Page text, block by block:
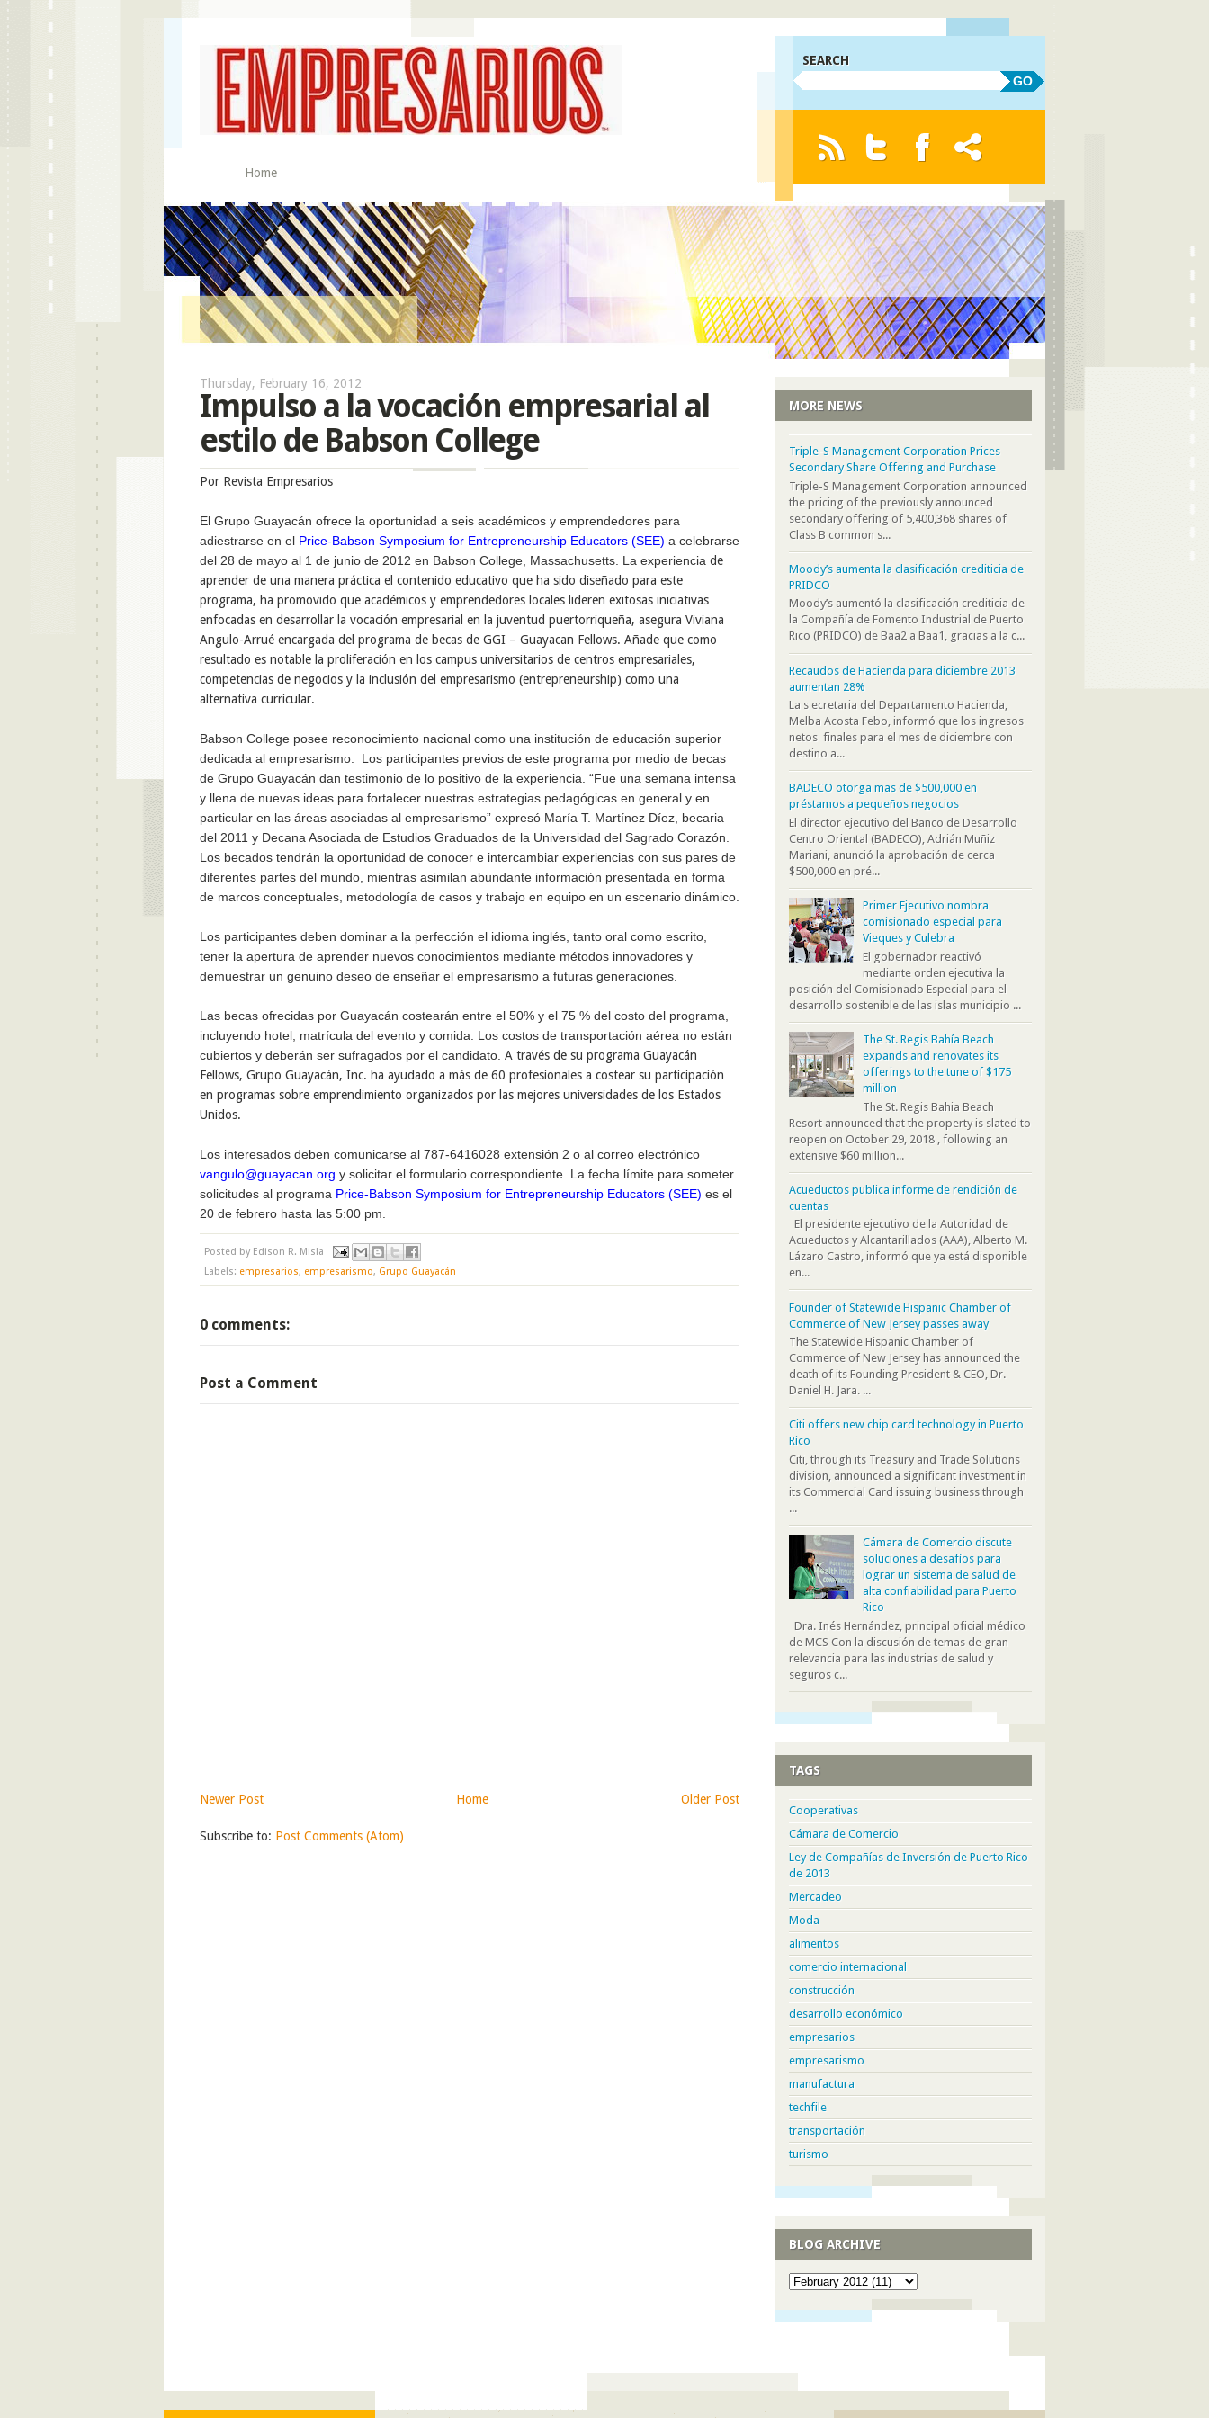
Home
SEARCH
GO
Thursday, February 16, 2012
Impulso a la vocación empresarial al
estilo de Babson College
Por Revista Empresarios
El Grupo Guayacán ofrece la oportunidad a seis académicos y emprendedores para
adiestrarse en el Price-Babson Symposium for Entrepreneurship Educators (SEE) a celebrarse
del 28 de mayo al 1 de junio de 2012 en Babson College, Massachusetts. La experiencia de
aprender de una manera práctica el contenido educativo que ha sido diseñado para este
programa, ha promovido que académicos y emprendedores locales lideren exitosas iniciativas
enfocadas en desarrollar la vocación empresarial en la juventud puertorriqueña, asegura Viviana
Angulo-Arrué encargada del programa de becas de GGI – Guayacan Fellows. Añade que como
resultado es notable la proliferación en los campus universitarios de centros empresariales,
competencias de negocios y la inclusión del empresarismo (entrepreneurship) como una
alternativa curricular.
Babson College posee reconocimiento nacional como una institución de educación superior
dedicada al empresarismo.
Los participantes previos de este programa por medio de becas
de Grupo Guayacán dan testimonio de lo positivo de la experiencia. “Fue una semana intensa
y llena de nuevas ideas para fortalecer nuestras estrategias pedagógicas en general y en
particular en las áreas asociadas al empresarismo” expresó María T. Martínez Díez, becaria
del 2011 y Decana Asociada de Estudios Graduados de la Universidad del Sagrado Corazón.
Los becados tendrán la oportunidad de conocer e intercambiar experiencias con sus pares de
diferentes partes del mundo, mientras asimilan abundante información presentada en forma
de marcos conceptuales, metodología de casos y trabajo en equipo en un escenario dinámico.
Los participantes deben dominar a la perfección el idioma inglés, tanto oral como escrito,
tener la apertura de aprender nuevos conocimientos mediante métodos innovadores y
demuestrar un genuino deseo de enseñar el empresarismo a futuras generaciones.
Las becas ofrecidas por Guayacán costearán entre el 50% y el 75 % del costo del programa,
incluyendo hotel, matrícula del evento y comida. Los costos de transportación aérea no están
cubiertos y deberán ser sufragados por el candidato. A través de su programa Guayacán
Fellows, Grupo Guayacán, Inc. ha ayudado a más de 60 profesionales a costear su participación
en programas sobre emprendimiento organizados por las mejores universidades de los Estados
Unidos.
Los interesados deben comunicarse al 787-6416028 extensión 2 o al correo electrónico
vangulo@guayacan.org y solicitar el formulario correspondiente. La fecha límite para someter
solicitudes al programa Price-Babson Symposium for Entrepreneurship Educators (SEE) es el
20 de febrero hasta las 5:00 pm.
Posted by Edison R. Misla
Labels: empresarios, empresarismo, Grupo Guayacán
0 comments:
Post a Comment
Newer Post Older Post
Home
Subscribe to: Post Comments (Atom)
MORE NEWS
Triple-S Management Corporation Prices
Secondary Share Offering and Purchase
Triple-S Management Corporation announced
the pricing of the previously announced
secondary offering of 5,400,368 shares of
Class B common s...
Moody’s aumenta la clasificación crediticia de
PRIDCO
Moody’s aumentó la clasificación crediticia de
la Compañía de Fomento Industrial de Puerto
Rico (PRIDCO) de Baa2 a Baa1, gracias a la c...
Recaudos de Hacienda para diciembre 2013
aumentan 28%
La s ecretaria del Departamento Hacienda,
Melba Acosta Febo, informó que los ingresos
netos finales para el mes de diciembre con
destino a...
BADECO otorga mas de $500,000 en
préstamos a pequeños negocios
El director ejecutivo del Banco de Desarrollo
Centro Oriental (BADECO), Adrián Muñiz
Mariani, anunció la aprobación de cerca
$500,000 en pré...
Primer Ejecutivo nombra
comisionado especial para
Vieques y Culebra
El gobernador reactivó
mediante orden ejecutiva la
posición del Comisionado Especial para el
desarrollo sostenible de las islas municipio ...
The St. Regis Bahía Beach
expands and renovates its
offerings to the tune of $175
million
The St. Regis Bahia Beach
Resort announced that the property is slated to
reopen on October 29, 2018 , following an
extensive $60 million...
Acueductos publica informe de rendición de
cuentas
El presidente ejecutivo de la Autoridad de
Acueductos y Alcantarillados (AAA), Alberto M.
Lázaro Castro, informó que ya está disponible
en...
Founder of Statewide Hispanic Chamber of
Commerce of New Jersey passes away
The Statewide Hispanic Chamber of
Commerce of New Jersey has announced the
death of its Founding President & CEO, Dr.
Daniel H. Jara. ...
Citi offers new chip card technology in Puerto
Rico
Citi, through its Treasury and Trade Solutions
division, announced a significant investment in
its Commercial Card issuing business through
...
Cámara de Comercio discute
soluciones a desafíos para
lograr un sistema de salud de
alta confiabilidad para Puerto
Rico
Dra. Inés Hernández, principal oficial médico
de MCS Con la discusión de temas de gran
relevancia para las industrias de salud y
seguros c...
TAGS
Cooperativas
Cámara de Comercio
Ley de Compañías de Inversión de Puerto Rico
de 2013
Mercadeo
Moda
alimentos
comercio internacional
construcción
desarrollo económico
empresarios
empresarismo
manufactura
techfile
transportación
turismo
BLOG ARCHIVE